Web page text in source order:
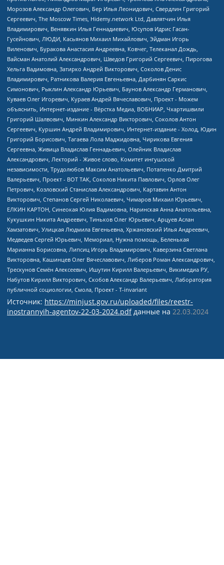
Источник: https://minjust.gov.ru/uploaded/files/reestr-
inostrannyih-agentov-22-03-2024.pdfданные на 22.03.2024